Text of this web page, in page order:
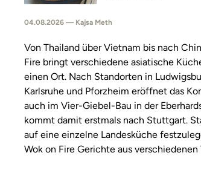
04.08.2026 — Kajsa Meth
Von Thailand über Vietnam bis nach
Fire bringt verschiedene asiatische
einen Ort. Nach Standorten in
Karlsruhe und Pforzheim eröffnet das
auch im Vier-Giebel-Bau in der
kommt damit erstmals nach Stuttgart.
auf eine einzelne Landesküche
Wok on Fire Gerichte aus verschiedenen